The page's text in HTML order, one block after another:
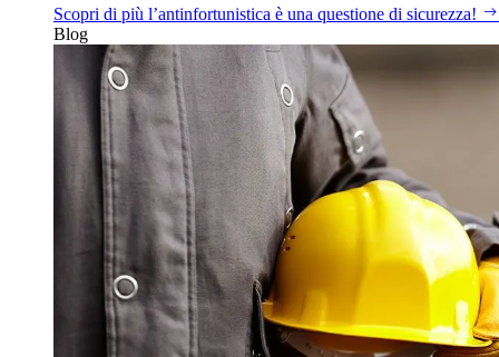
Scopri di più l’antinfortunistica è una questione di sicurezza!
Blog